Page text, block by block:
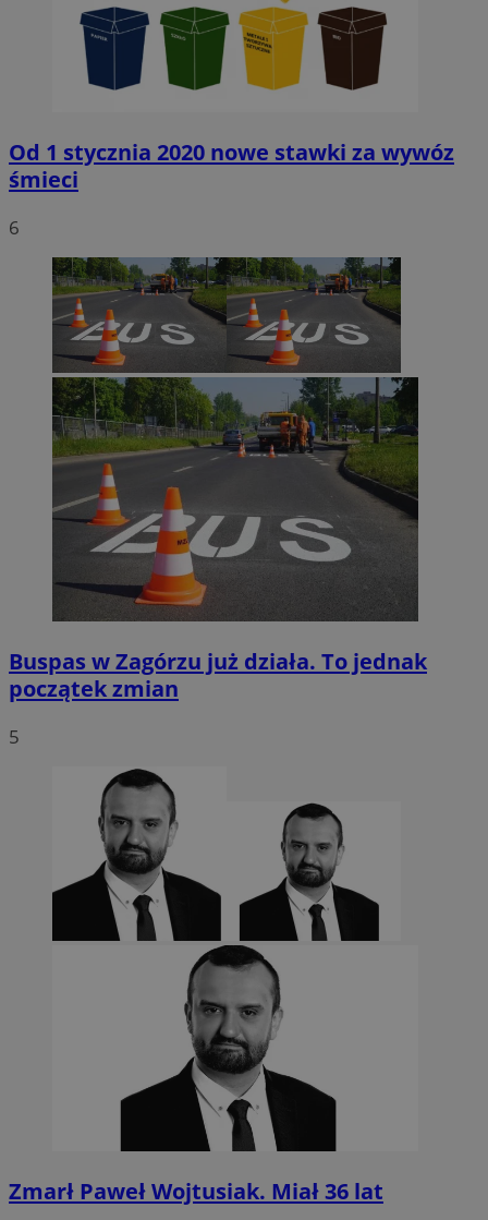
Od 1 stycznia 2020 nowe stawki za wywóz
śmieci
6
Buspas w Zagórzu już działa. To jednak
początek zmian
5
Zmarł Paweł Wojtusiak. Miał 36 lat